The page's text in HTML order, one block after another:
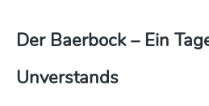
Der Baerbock – Ein
Unverstands